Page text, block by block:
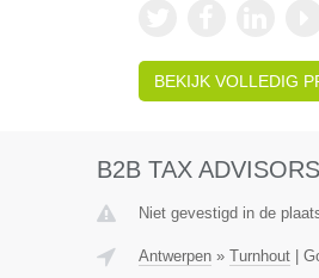
BEKIJK VOLLEDIG
B2B TAX
Niet gevestigd in de
Antwerpen» Turnhout|